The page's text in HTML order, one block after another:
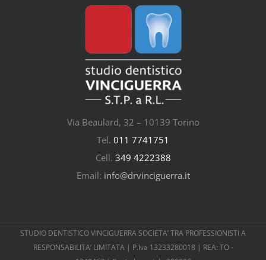
Via Beaulard, 32 – 10139 Torino
Tel. 011 7741751
Cell. 349 4222388
Email: info@drvinciguerra.it
STUDIO DENTISTICO VINCIGUERRA SOCIETA’ TRA PROFESSIONISTI A
RESPONSABILITA’ LIMITATA | P.Iva 13233280018 | REA: TO -